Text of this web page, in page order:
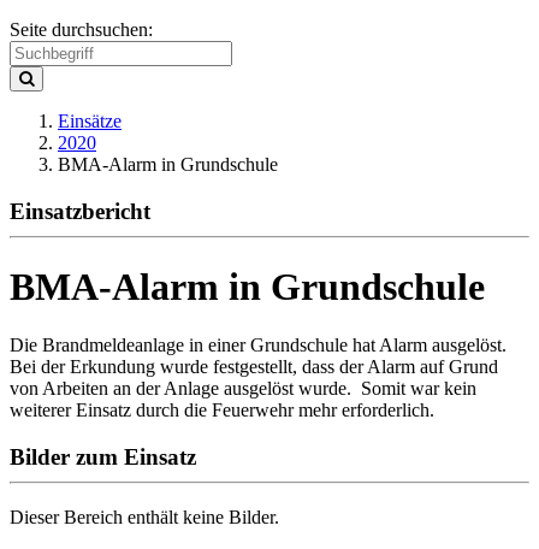
Seite durchsuchen:
Einsätze
2020
BMA-Alarm in Grundschule
Einsatzbericht
BMA-Alarm in Grundschule
Die Brandmeldeanlage in einer Grundschule hat Alarm ausgelöst.
Bei der Erkundung wurde festgestellt, dass der Alarm auf Grund
von Arbeiten an der Anlage ausgelöst wurde. Somit war kein
weiterer Einsatz durch die Feuerwehr mehr erforderlich.
Bilder zum Einsatz
Dieser Bereich enthält keine Bilder.